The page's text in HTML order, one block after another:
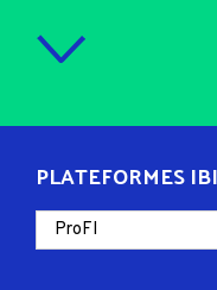
PLATEFORMES